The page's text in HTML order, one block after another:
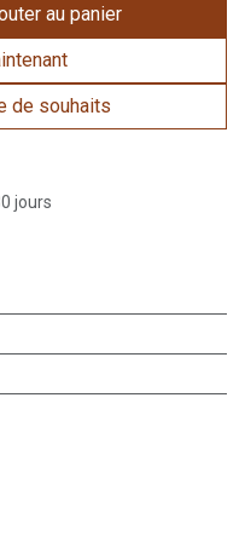
au panier
de souhaits
jours